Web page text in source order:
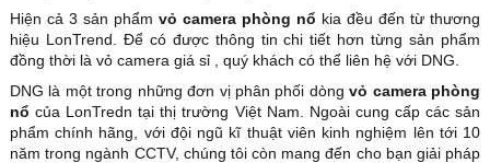
Hiện cả 3 sản phẩm vỏ camera phòng nổ kia đều đến từ thương
hiệu LonTrend. Để có được thông tin chi tiết hơn từng sản phẩm
đồng thời là vỏ camera giá sỉ , quý khách có thể liên hệ với DNG.
DNG là một trong những đơn vị phân phối dòngvỏ camera phòng
nổ của LonTredn tại thị trường Việt Nam. Ngoài cung cấp các sản
phẩm chính hãng, với đội ngũ kĩ thuật viên kinh nghiệm lên tới 10
năm trong ngành CCTV, chúng tôi còn mang đến cho bạn giải pháp